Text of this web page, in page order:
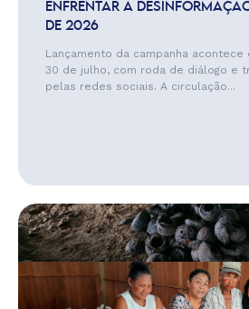
ENFRENTAR A
DE 2026
Lançamento da campanha acontece
30 de julho, com roda de diálogo e
pelas redes sociais. A circulação...